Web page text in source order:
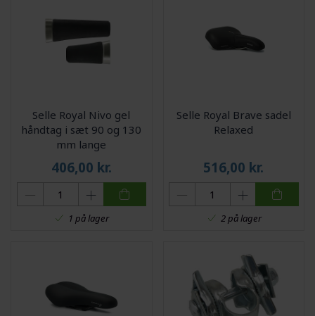
Selle Royal Nivo gel
håndtag i sæt 90 og 130
mm lange
406,00 kr.
1 på lager
Selle Royal Brave sadel
Relaxed
516,00 kr.
2 på lager